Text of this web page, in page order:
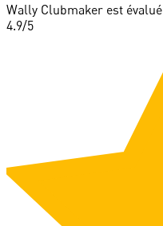
Wally Clubmaker est évalué
4.9/5